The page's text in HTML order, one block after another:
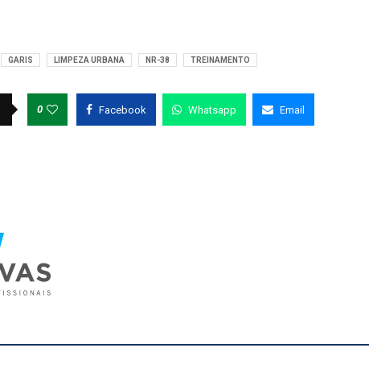
GARIS LIMPEZA URBANA NR-38 TREINAMENTO
0 Facebook Whatsapp Email